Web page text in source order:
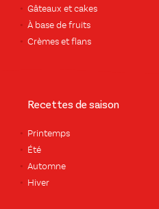
Gâteaux et cakes
À base de fruits
Crèmes et flans
Recettes de saison
Printemps
Été
Automne
Hiver